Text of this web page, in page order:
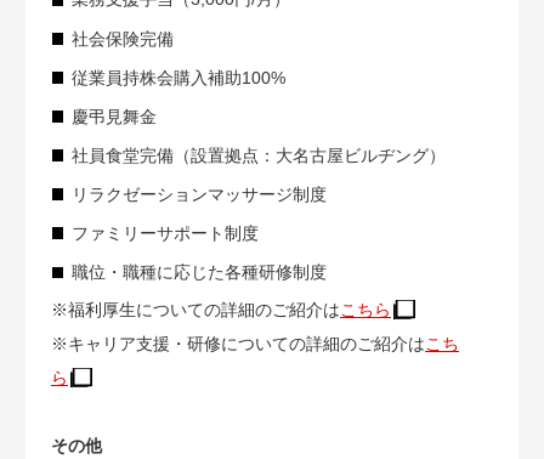
社会保険完備
従業員持株会購入補助100%
慶弔見舞金
社員食堂完備（設置拠点：大名古屋ビルヂング）
リラクゼーションマッサージ制度
ファミリーサポート制度
職位・職種に応じた各種研修制度
※福利厚生についての詳細のご紹介はこちら
※キャリア支援・研修についての詳細のご紹介はこち
ら
その他